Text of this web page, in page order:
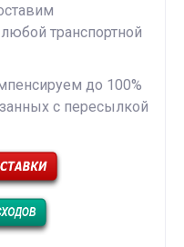
транспортной
до 100%
с пересылкой